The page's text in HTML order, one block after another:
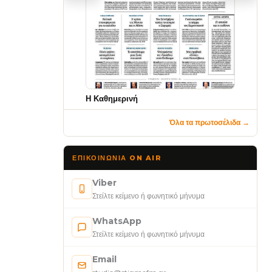
Η Καθημερινή
Όλα τα πρωτοσέλιδα →
ΕΠΙΚΟΙΝΩΝΊΑ ON AIR
Viber
Στείλτε κείμενο ή φωνητικό μήνυμα
WhatsApp
Στείλτε κείμενο ή φωνητικό μήνυμα
Email